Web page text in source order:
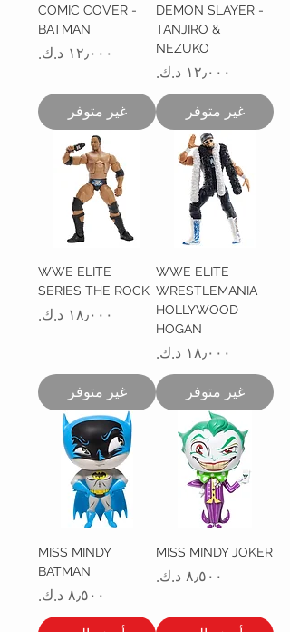
DEMON SLAYER -
TANJIRO &
NEZUKO
السعر
غير متوفر
COMIC COVER -
BATMAN
السعر
غير متوفر
WWE ELITE
WRESTLEMANIA
HOLLYWOOD
HOGAN
السعر
غير متوفر
WWE ELITE
SERIES THE ROCK
السعر
غير متوفر
MISS MINDY JOKER
السعر
MISS MINDY
BATMAN
السعر